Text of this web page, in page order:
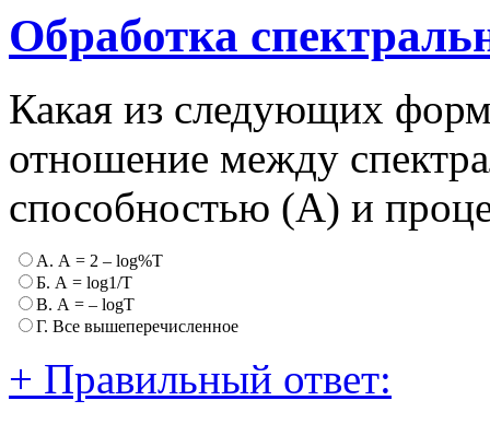
Обработка
Какая из следующих
отношение между
способностью (А) и
А. А = 2 – log%T
Б. А = log1/Т
В. А = – logT
Г. Все вышеперечисленное
+ Правильный ответ: